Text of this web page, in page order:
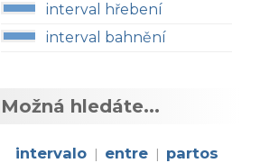
interval hřebení
interval bahnění
Možná hledáte...
intervalo | entre | partos